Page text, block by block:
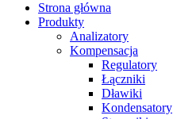
Strona główna
Produkty
Analizatory
Kompensacja
Regulatory
Łączniki
Dławiki
Kondensatory